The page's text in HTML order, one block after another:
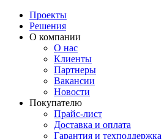
Проекты
Решения
О компании
О нас
Клиенты
Партнеры
Вакансии
Новости
Покупателю
Прайс-лист
Доставка и оплата
Гарантия и техподдержка